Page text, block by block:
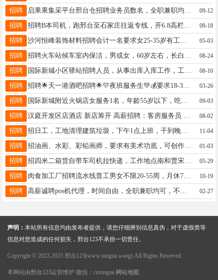
招聘 09-12
招聘 招聘B本司机，跑邢台至石家庄往返专线，开6.8高栏车要求吃苦耐劳责任心强，祝村开发区附近优先，联系18831942333 09-18
招聘 05-03
招聘 08-24
招聘 08-10
招聘 招聘🌟天一港酒吧招聘🌟💛夜班服务生💚💰要求18-30岁，接受夜班工作，性格开朗善于沟通，有相关经验者优先☎有意联系15532904895 聘 03-26
招聘 国际新城附近火锅店女服务1名，年龄55岁以下，吃苦耐劳，干过优先，底薪➕公休➕奖励15833290727 09-03
招聘 08-02
招聘 招日工，工地清理建筑垃圾，下午1点上班，干到晚上8点，下班结账工资300，电话18603198586 11-04
招聘 招油画、水彩、彩铅画师，要求有美术功底，可创作优先。18831984040（ ） 01-03
招聘 05-29
招聘 肉食加工厂招聘流水线普工男女不限20-55周，月休7天左右，工资3000-7000左右，15130920228 10-19
招聘 02-27
声明： 本站所有信息均由发布者提供，请您仔细辨别信息真伪，对于虚假类等
信息对您造成的任何损失，邢台123不承担一切责任。
Copyright © 2022-2025 邢台123(www.xingtai.wang) All Rights Reserved.
本网站由邢台123运营维护 微信：cnxingtai 网站地图